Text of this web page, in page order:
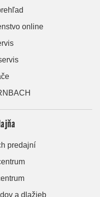
online
predajní
a dlažieb